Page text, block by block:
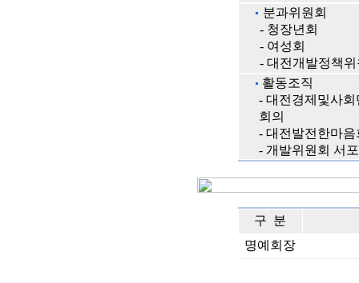
분과위원회
- 청장년회
- 여성회
- 대전개발정책위
활동조직
- 대전경제및사
회의
- 대전발전한마음
- 개발위원회 서
구 분
명예회장